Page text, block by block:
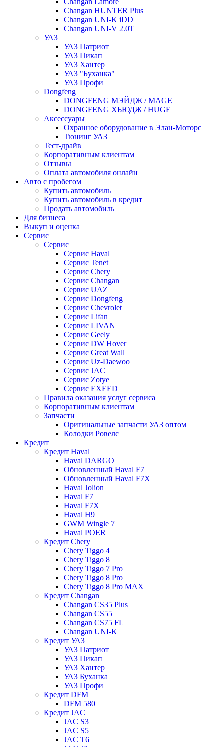
Changan Lamore
Changan HUNTER Plus
Changan UNI-K iDD
Changan UNI-V 2.0T
УАЗ
УАЗ Патриот
УАЗ Пикап
УАЗ Хантер
УАЗ "Буханка"
УАЗ Профи
Dongfeng
DONGFENG МЭЙДЖ / MAGE
DONGFENG ХЬЮДЖ / HUGE
Аксессуары
Охранное оборудование в Элан-Моторс
Тюнинг УАЗ
Тест-драйв
Корпоративным клиентам
Отзывы
Оплата автомобиля онлайн
Авто с пробегом
Купить автомобиль
Купить автомобиль в кредит
Продать автомобиль
Для бизнеса
Выкуп и оценка
Сервис
Сервис
Сервис Haval
Сервис Tenet
Сервис Chery
Сервис Changan
Сервис UAZ
Сервис Dongfeng
Сервис Chevrolet
Сервис Lifan
Сервис LIVAN
Сервис Geely
Сервис DW Hover
Сервис Great Wall
Сервис Uz-Daewoo
Сервис JAC
Сервис Zotye
Сервис EXEED
Правила оказания услуг сервиса
Корпоративным клиентам
Запчасти
Оригинальные запчасти УАЗ оптом
Колодки Ровелс
Кредит
Кредит Haval
Haval DARGO
Обновленный Haval F7
Обновленный Haval F7X
Haval Jolion
Haval F7
Haval F7X
Haval H9
GWM Wingle 7
Haval POER
Кредит Chery
Chery Tiggo 4
Chery Tiggo 8
Chery Tiggo 7 Pro
Chery Tiggo 8 Pro
Chery Tiggo 8 Pro MAX
Кредит Changan
Changan CS35 Plus
Changan CS55
Changan CS75 FL
Changan UNI-K
Кредит УАЗ
УАЗ Патриот
УАЗ Пикап
УАЗ Хантер
УАЗ Буханка
УАЗ Профи
Кредит DFM
DFM 580
Кредит JAC
JAC S3
JAC S5
JAC T6